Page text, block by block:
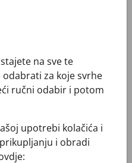
na sve te
za koje svrhe
ručni odabir i potom
upotrebi kolačića i
i obradi